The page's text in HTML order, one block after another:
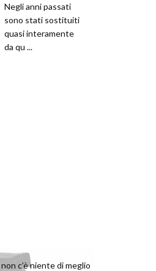
Negli anni passati
sono stati sostituiti
quasi interamente
da qu ...
c’è niente di meglio